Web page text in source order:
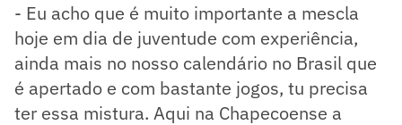
- Eu acho que é muito importante a mescla
hoje em dia de juventude com experiência,
ainda mais no nosso calendário no Brasil que
é apertado e com bastante jogos, tu precisa
ter essa mistura. Aqui na Chapecoense a